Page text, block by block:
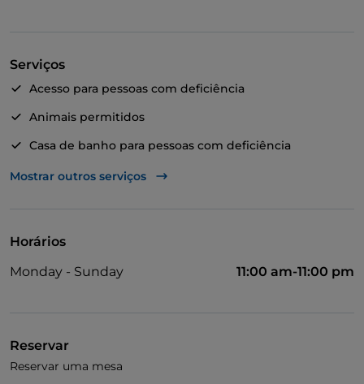
Serviços
Acesso para pessoas com deficiência
Animais permitidos
Casa de banho para pessoas com deficiência
Fala-se inglês
Mostrar outros serviços
Horários
Monday - Sunday
11:00 am-11:00 pm
Reservar
Reservar uma mesa